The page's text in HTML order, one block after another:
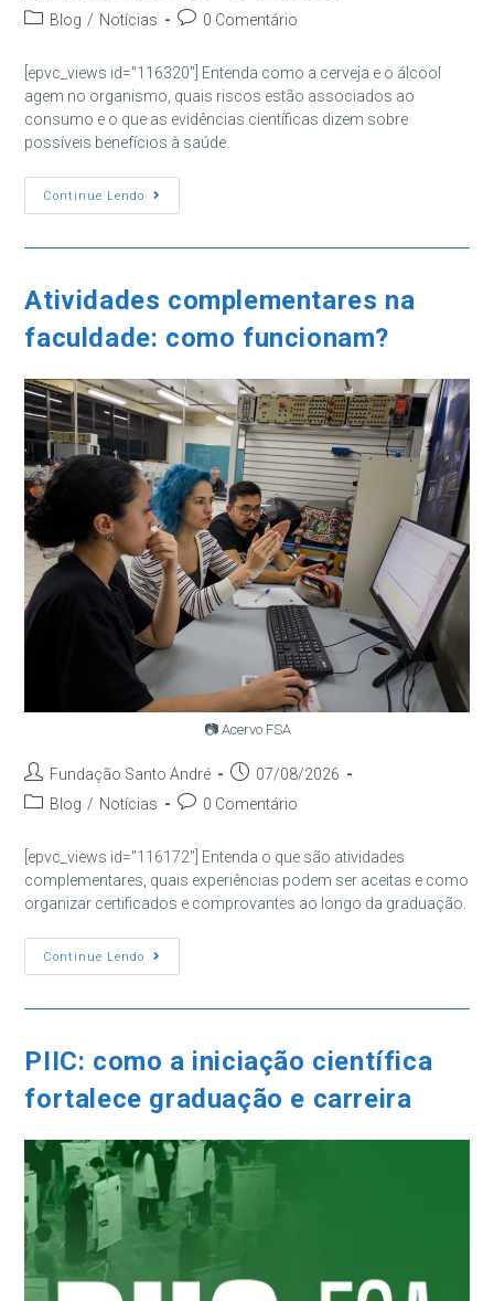
do
publicado:
Categoria
post:
Blog / Notícias
Comentários
post:
0 Comentário
[epvc_views id="116320"] Entenda como a cerveja e o álcool
agem no organismo, quais riscos estão associados ao
consumo e o que as evidências científicas dizem sobre
possíveis benefícios à saúde.
Continue Lendo
Cerveja
Faz
Efeitos
Álcool
Atividades complementares na
faculdade: como funcionam?
📷 Acervo FSA
Autor
do
Fundação Santo André
Post
publicado:
07/08/2026
Categoria
post:
Blog / Notícias
Comentários
post:
0 Comentário
[epvc_views id="116172"] Entenda o que são atividades
complementares, quais experiências podem ser aceitas e como
organizar certificados e comprovantes ao longo da graduação.
Continue Lendo
Atividades
Complementares
PIIC: como a iniciação científica
fortalece graduação e carreira